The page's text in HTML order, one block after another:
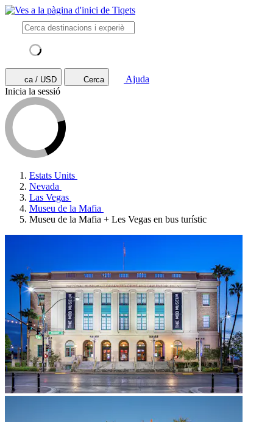
ca / USD Cerca
Ajuda
Inicia la sessió
Estats Units
Nevada
Las Vegas
Museu de la Mafia
Museu de la Mafia + Les Vegas en bus turístic